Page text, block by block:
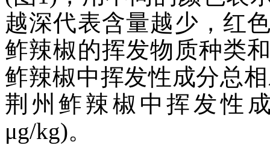
越深代表含量越少，红
鲊辣椒的挥发物质种类
鲊辣椒中挥发性成分总
荆州鲊辣椒中挥发性
μg/kg)。